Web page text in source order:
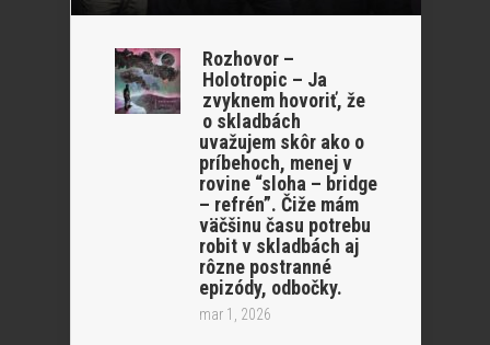
Rozhovor –
Holotropic – Ja
zvyknem hovoriť, že
o skladbách
uvažujem skôr ako o
príbehoch, menej v
rovine “sloha – bridge
– refrén”. Čiže mám
väčšinu času potrebu
robit v skladbách aj
rôzne postranné
epizódy, odbočky.
mar 1, 2026